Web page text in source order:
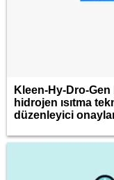
Kleen-Hy-Dro-Gen
hidrojen ısıtma
düzenleyici